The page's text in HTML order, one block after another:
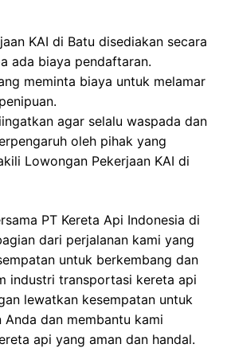
KAI di Batu disediakan secara
ada biaya pendaftaran.
meminta biaya untuk melamar
agar selalu waspada dan
oleh pihak yang
Lowongan Pekerjaan KAI di
PT Kereta Api Indonesia di
dari perjalanan kami yang
untuk berkembang dan
industri transportasi kereta api
lewatkan kesempatan untuk
dan membantu kami
api yang aman dan handal.